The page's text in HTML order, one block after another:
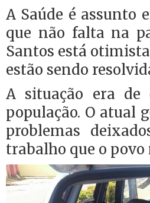
A Saúde é assunto
que não falta na
Santos está
estão sendo
A situação era
população. O atual
problemas
trabalho que o povo